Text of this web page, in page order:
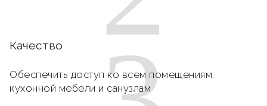
Качество
Обеспечить доступ ко всем помещениям,
кухонной мебели и санузлам